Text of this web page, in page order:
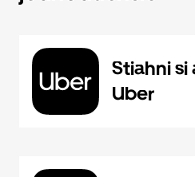
Stiahni si
Uber